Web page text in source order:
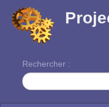
Rechercher :